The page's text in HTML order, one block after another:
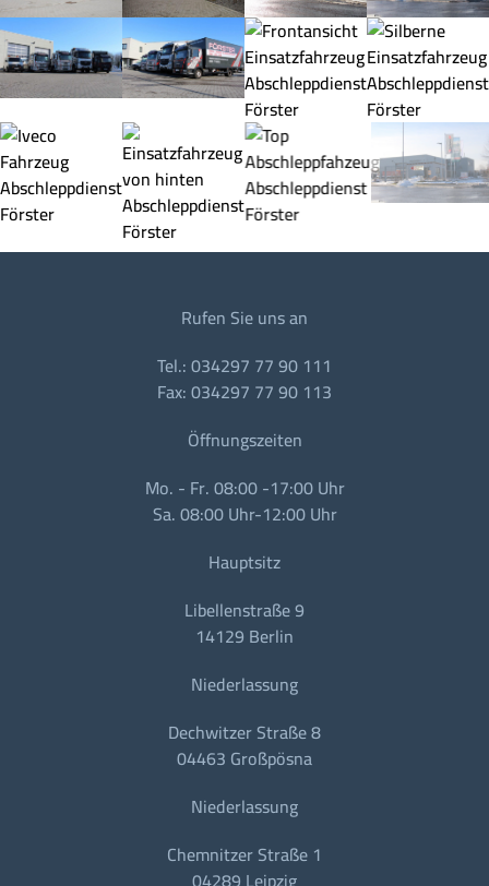
Rufen Sie uns an
Tel.: 034297 77 90 111
Fax: 034297 77 90 113
Öffnungszeiten
Mo. - Fr. 08:00 -17:00 Uhr
Sa. 08:00 Uhr-12:00 Uhr
Hauptsitz
Libellenstraße 9
14129 Berlin
Niederlassung
Dechwitzer Straße 8
04463 Großpösna
Niederlassung
Chemnitzer Straße 1